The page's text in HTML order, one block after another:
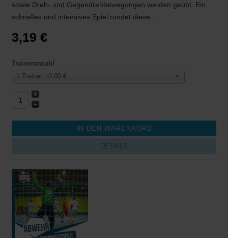
sowie Dreh- und Gegendrehbewegungen werden geübt. Ein
schnelles und intensives Spiel rundet diese ...
3,19 €
Traineranzahl
1 Trainer +0,00 €
DETAILS